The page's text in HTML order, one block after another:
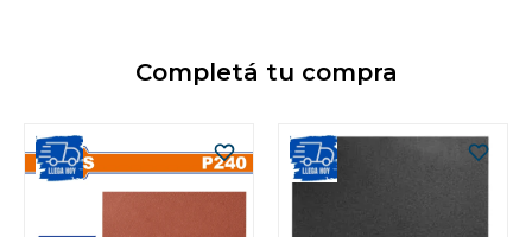
Completá tu compra